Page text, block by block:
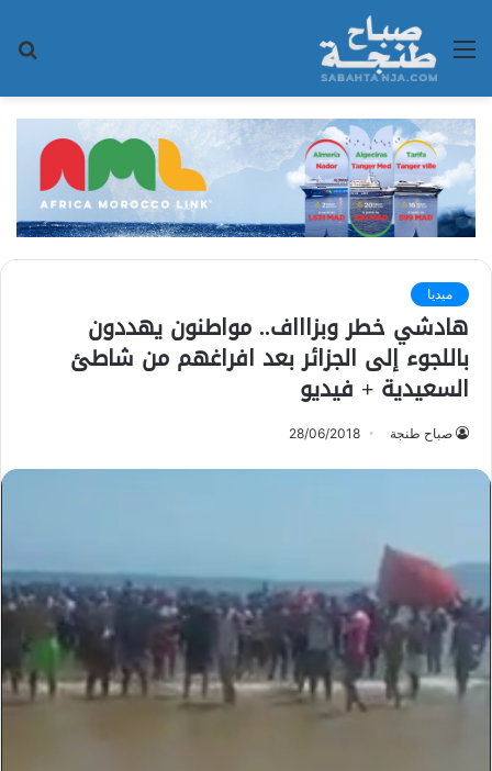
القائمة
ميديا
هادشي خطر وبزاااف.. مواطنون يهددون
باللجوء إلى الجزائر بعد افراغهم من شاطئ
السعيدية + فيديو
صباح طنجة 28/06/2018